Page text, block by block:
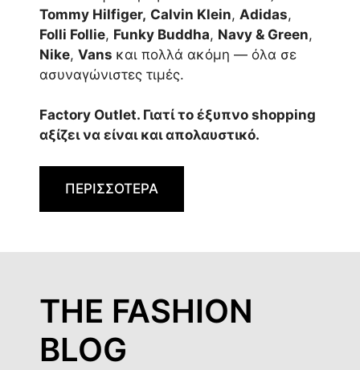
Tommy Hilfiger, Calvin Klein, Adidas,
Folli Follie, Funky Buddha, Navy & Green,
Nike, Vans και πολλά ακόμη — όλα σε
ασυναγώνιστες τιμές.
Factory Outlet. Γιατί το έξυπνο shopping
αξίζει να είναι και απολαυστικό.
ΠΕΡΙΣΣΟΤΕΡΑ
THE FASHION
BLOG